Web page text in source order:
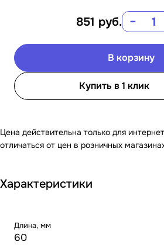
851 руб. −
В корзину
Купить в 1 клик
Цена действительна только для
отличаться от цен в розничных
Характеристики
Длина, мм
60